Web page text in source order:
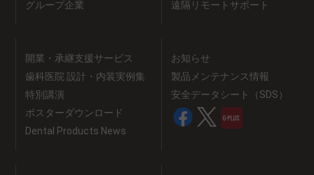
グループ企業
遠隔リモートサポート
開業・承継支援サービス
歯科医院 設計・内装実例集
特別講演
ポスターダウンロード
Dental Products News
お知らせ
製品メンテナンス情報
安全データシート（SDS）